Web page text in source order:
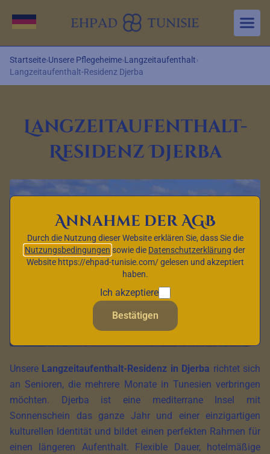
Aller au contenu principal
Sprache wechseln
Startseite›Unsere Pflegeheime›Langzeitaufenthalt›
Langzeitaufenthalt-Residenz Djerba
Langzeitaufenthalt-
Residenz Djerba
Unsere Langzeitaufenthalt-Residenz in Djerba richtet sich
an Senioren, die mehrere Monate in Tunesien verbringen
möchten. Djerba ist eine mediterrane Insel mit
Sonnenschein das ganze Jahr und einer einzigartigen
kulturellen Identität und bildet einen perfekten Rahmen für
einen längeren Aufenthalt. Flexible Dauer, hotelmäßige
Annahme der AGB
Durch die Nutzung dieser Website erklären Sie, dass Sie die
Nutzungsbedingungen sowie die Datenschutzerklärung der
Website https://ehpad-tunisie.com/ gelesen und akzeptiert
haben.
Ich akzeptiere
Bestätigen